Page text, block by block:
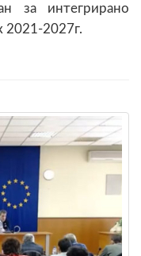
за интегрирано
2021-2027г.